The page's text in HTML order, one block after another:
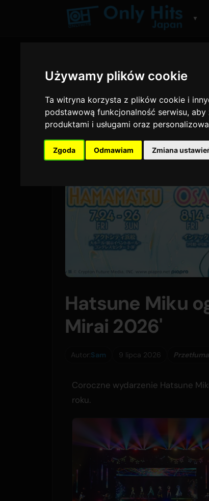
Używamy plików cookie
Ta witryna korzysta z plików cookie i
podstawową funkcjonalność serwisu,aby
produktami i usługami oraz
Zgoda Odmawiam Zmiana
▼
Hatsune Miku
Mirai 2026'
Autor:Sam 9 lipca 2026
Coroczne wydarzenie Hatsune
roku.